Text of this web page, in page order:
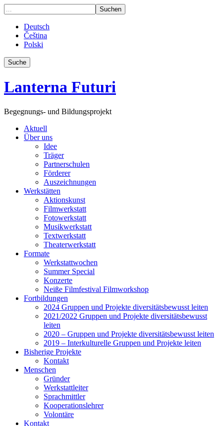
Deutsch
Čeština
Polski
Suche
Lanterna Futuri
Begegnungs- und Bildungsprojekt
Aktuell
Über uns
Idee
Träger
Partnerschulen
Förderer
Auszeichnungen
Werkstätten
Aktionskunst
Filmwerkstatt
Fotowerkstatt
Musikwerkstatt
Textwerkstatt
Theaterwerkstatt
Formate
Werkstattwochen
Summer Special
Konzerte
Neiße Filmfestival Filmworkshop
Fortbildungen
2024 Gruppen und Projekte diversitätsbewusst leiten
2021/2022 Gruppen und Projekte diversitätsbewusst
leiten
2020 – Gruppen und Projekte diversitätsbewusst leiten
2019 – Interkulturelle Gruppen und Projekte leiten
Bisherige Projekte
Kontakt
Menschen
Gründer
Werkstattleiter
Sprachmittler
Kooperationslehrer
Volontäre
Kontakt